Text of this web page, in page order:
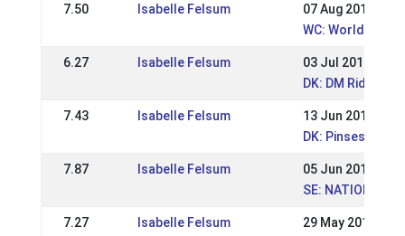
7.50 Isabelle Felsum
07 Aug 2011
WC: World
6.27 Isabelle Felsum
03 Jul 2011
DK: DM Rid
7.43 Isabelle Felsum
13 Jun 2011
DK:
7.87 Isabelle Felsum
05 Jun 2011
SE: NATIONELL
7.27 Isabelle Felsum
29 May 2011